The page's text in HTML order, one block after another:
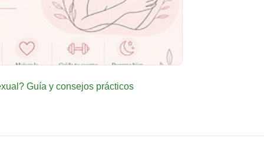
Guía y consejos prácticos